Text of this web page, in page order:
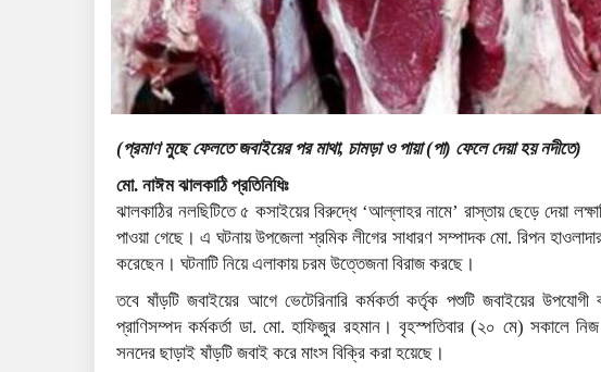
(প্রমাণ মুছে ফেলতে জবাইয়ের পর মাথা, চামড়া ও পায়া (পা) ফেলে দেয়া হয় নদীতে)
মো. নাঈম ঝালকাঠি প্রতিনিধিঃ
ঝালকাঠির নলছিটিতে ৫ কসাইয়ের বিরুদ্ধে ‘আল্লাহর নামে’ রাস্তায় ছেড়ে দেয়া
পাওয়া গেছে। এ ঘটনায় উপজেলা শ্রমিক লীগের সাধারণ সম্পাদক মো. রিপন
করেছেন। ঘটনাটি নিয়ে এলাকায় চরম উত্তেজনা বিরাজ করছে।
তবে ষাঁড়টি জবাইয়ের আগে ভেটেরিনারি কর্মকর্তা কর্তৃক পশুটি জবাইয়ের
প্রাণিসম্পদ কর্মকর্তা ডা. মো. হাফিজুর রহমান। বৃহস্পতিবার (২০ মে) সকালে নিজ
সনদের ছাড়াই ষাঁড়টি জবাই করে মাংস বিক্রি করা হয়েছে।